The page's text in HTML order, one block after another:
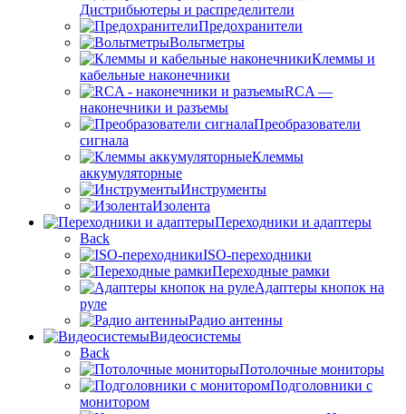
Дистрибьютеры и распределители
Предохранители
Вольтметры
Клеммы и
кабельные наконечники
RCA —
наконечники и разъемы
Преобразователи
сигнала
Клеммы
аккумуляторные
Инструменты
Изолента
Переходники и адаптеры
Back
ISO-переходники
Переходные рамки
Адаптеры кнопок на
руле
Радио антенны
Видеосистемы
Back
Потолочные мониторы
Подголовники с
монитором